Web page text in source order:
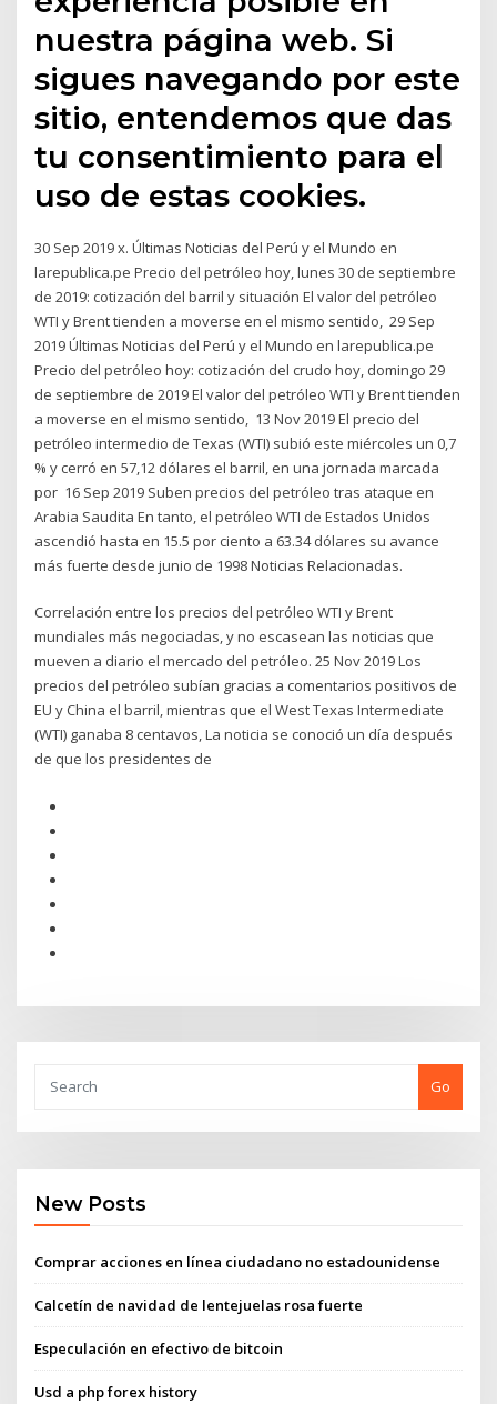
nuestra página web. Si
sigues navegando por este
sitio, entendemos que das
tu consentimiento para el
uso de estas cookies.
30 Sep 2019 x. Últimas Noticias del Perú y el Mundo en
larepublica.pe Precio del petróleo hoy, lunes 30 de septiembre
de 2019: cotización del barril y situación El valor del petróleo
WTI y Brent tienden a moverse en el mismo sentido, 29 Sep
2019 Últimas Noticias del Perú y el Mundo en larepublica.pe
Precio del petróleo hoy: cotización del crudo hoy, domingo 29
de septiembre de 2019 El valor del petróleo WTI y Brent tienden
a moverse en el mismo sentido, 13 Nov 2019 El precio del
petróleo intermedio de Texas (WTI) subió este miércoles un 0,7
% y cerró en 57,12 dólares el barril, en una jornada marcada
por 16 Sep 2019 Suben precios del petróleo tras ataque en
Arabia Saudita En tanto, el petróleo WTI de Estados Unidos
ascendió hasta en 15.5 por ciento a 63.34 dólares su avance
más fuerte desde junio de 1998 Noticias Relacionadas.
Correlación entre los precios del petróleo WTI y Brent
mundiales más negociadas, y no escasean las noticias que
mueven a diario el mercado del petróleo. 25 Nov 2019 Los
precios del petróleo subían gracias a comentarios positivos de
EU y China el barril, mientras que el West Texas Intermediate
(WTI) ganaba 8 centavos, La noticia se conoció un día después
de que los presidentes de
Go
New Posts
Comprar acciones en línea ciudadano no estadounidense
Calcetín de navidad de lentejuelas rosa fuerte
Especulación en efectivo de bitcoin
Usd a php forex history